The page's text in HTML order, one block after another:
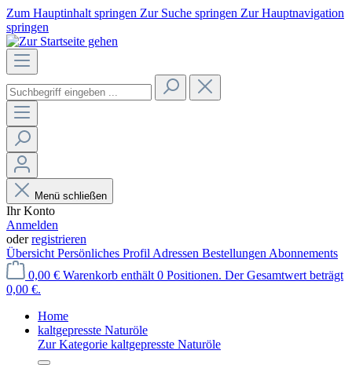
Zum Hauptinhalt springen Zur Suche springen Zur Hauptnavigation
springen
Menü schließen
Ihr Konto
Anmelden
oderregistrieren
Übersicht Persönliches Profil Adressen Bestellungen Abonnements
0,00 € Warenkorb enthält 0 Positionen. Der Gesamtwert beträgt
0,00 €.
Home
kaltgepresste Naturöle
Zur Kategorie kaltgepresste Naturöle